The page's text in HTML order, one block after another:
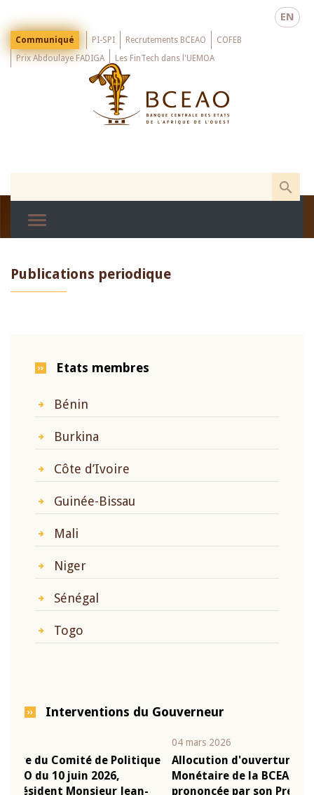
main
EN
Menu
Top
Communiqué PI-SPI Recrutements BCEAO
COFEB
Prix Abdoulaye FADIGA
Les FinTech dans l'UEMOA
Publications periodique
Etats membres
Bénin
Burkina
Côte d’Ivoire
Guinée-Bissau
Mali
Niger
Sénégal
Togo
Interventions du Gouverneur
Allocution d'ouverture du Comité de Politique
Monétaire de la BCEAO du 4 mars 2026,
prononcée par son Président Monsieur Jean-